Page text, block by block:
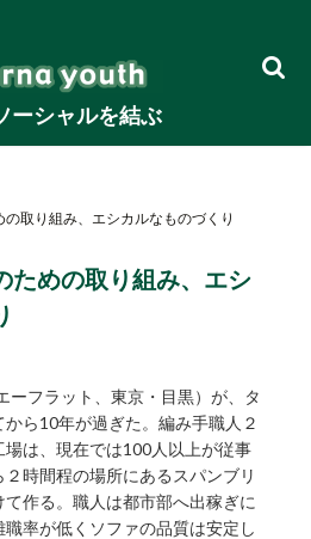
ーシャルを結ぶ
取り組み、エシカルなものづくり
ための取り組み、エシ
エーフラット、東京・目黒）が、タ
ら10年が過ぎた。編み手職人２
場は、現在では100人以上が従事
時間程の場所にあるスパンブリ
作る。職人は都市部へ出稼ぎに
率が低くソファの品質は安定し